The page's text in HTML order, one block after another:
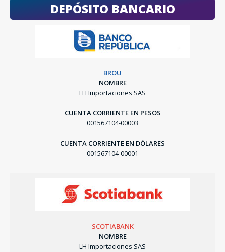
DEPÓSITO BANCARIO
BROU
NOMBRE
LH Importaciones SAS
CUENTA CORRIENTE EN PESOS
001567104-00003
CUENTA CORRIENTE EN DÓLARES
001567104-00001
SCOTIABANK
NOMBRE
LH Importaciones SAS